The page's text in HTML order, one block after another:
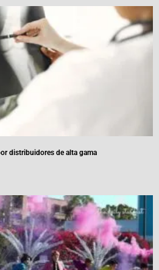
distribuidores de alta gama